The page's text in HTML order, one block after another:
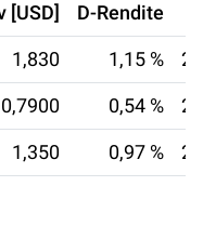
[USD] D-Rendite
1,830 1,15 %
0,7900 0,54 %
1,350 0,97 %